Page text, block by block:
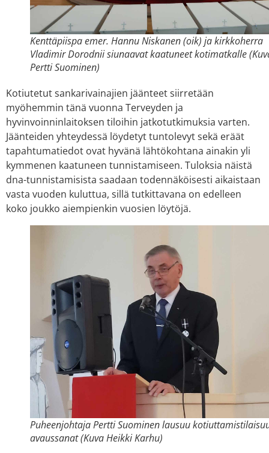
Kenttäpiispa emer. Hannu Niskanen (oik) ja kirkkoherra
Vladimir Dorodnii siunaavat kaatuneet kotimatkalle
Pertti Suominen)
Kotiutetut sankarivainajien jäänteet siirretään
myöhemmin tänä vuonna Terveyden ja
hyvinvoinninlaitoksen tiloihin jatkotutkimuksia varten.
Jäänteiden yhteydessä löydetyt tuntolevyt sekä eräät
tapahtumatiedot ovat hyvänä lähtökohtana ainakin yli
kymmenen kaatuneen tunnistamiseen. Tuloksia näistä
dna-tunnistamisista saadaan todennäköisesti aikaistaan
vasta vuoden kuluttua, sillä tutkittavana on edelleen
koko joukko aiempienkin vuosien löytöjä.
Puheenjohtaja Pertti Suominen lausuu
avaussanat (Kuva Heikki Karhu)